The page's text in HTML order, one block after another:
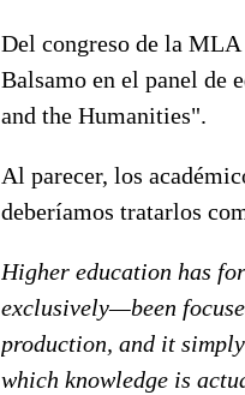
Del congreso de la MLA
Balsamo en el panel de
and the Humanities".
Al parecer, los
deberíamos tratarlos
Higher education has
exclusively—been
production, and it
which knowledge is